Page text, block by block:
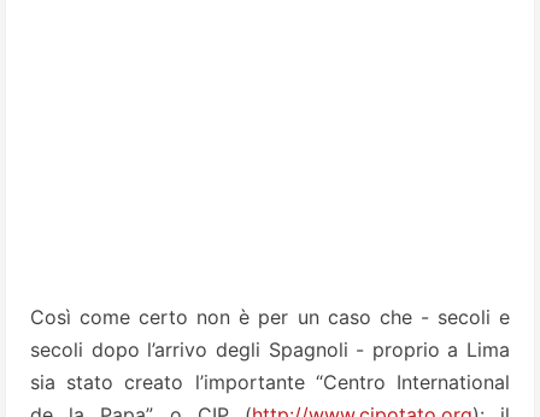
Così come certo non è per un caso che - secoli e
secoli dopo l’arrivo degli Spagnoli - proprio a Lima
sia stato creato l’importante “Centro International